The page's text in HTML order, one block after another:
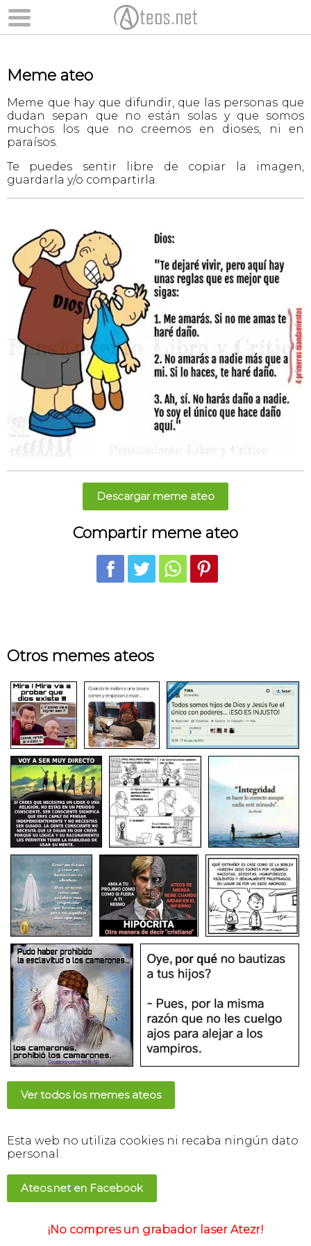
Meme ateo
Meme que hay que difundir, que las personas que
dudan sepan que no están solas y que somos
muchos los que no creemos en dioses, ni en
paraísos.
Te puedes sentir libre de copiar la imagen,
guardarla y/o compartirla.
Descargar meme ateo
Compartir meme ateo
Otros memes ateos
Ver todos los memes ateos
Esta web no utiliza cookies ni recaba ningún dato
personal.
Ateos.net en Facebook
¡No compres un grabador laser Atezr!